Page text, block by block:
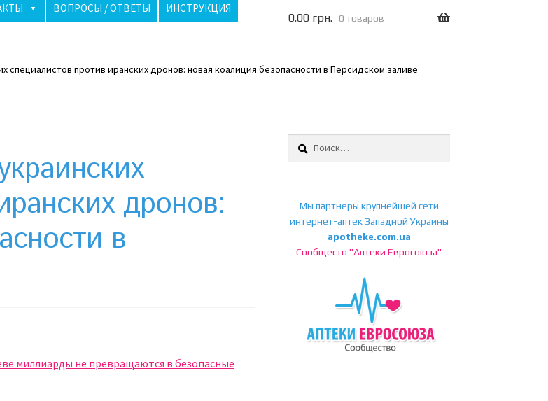
ВОПРОСЫ / ОТВЕТЫ ИНСТРУКЦИЯ
как солнечные панели спасли ночь
закон, доверие и особенности рынка
0.00 грн. 0 товаров
специалистов против иранских дронов: новая коалиция безопасности в Персидском заливе
дронов:
в
миллиарды не превращаются в безопасные
Найти:
Мы партнеры крупнейшей сети
интернет-аптек Западной Украины
apotheke.com.ua
Сообщесто "Аптеки Евросоюза"